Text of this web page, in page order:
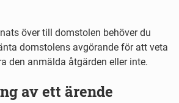
över till domstolen behöver du
domstolens avgörande för att veta
den anmälda åtgärden eller inte.
av ett ärende